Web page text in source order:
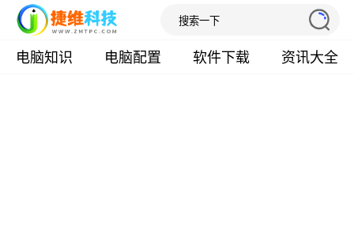
电脑知识 电脑配置 软件下载 资讯大全